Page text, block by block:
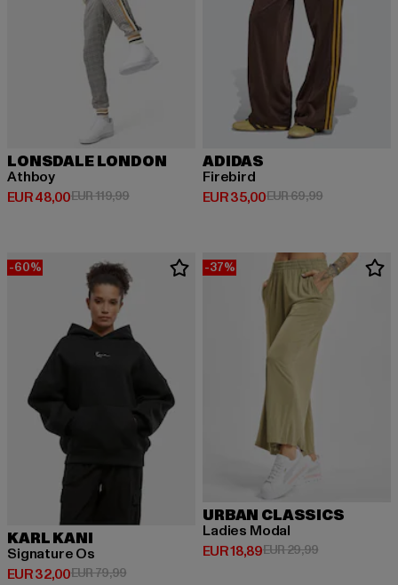
LONSDALE LONDON
Athboy
EUR 48,00
Huidige prijs: EUR 48,00
EUR 119,99Actieprijs: EUR 119,99
ADIDAS
Firebird
EUR 35,00
Huidige prijs: EUR 35,00
EUR 69,99Actieprijs:
-60%
KARL KANI
Signature Os
EUR 32,00
Huidige prijs: EUR 32,00
EUR 79,99Actieprijs: EUR 79,99
-37%
URBAN CLASSICS
Ladies Modal
EUR 18,89
Huidige prijs: EUR 18,89
EUR 29,99Actieprijs: